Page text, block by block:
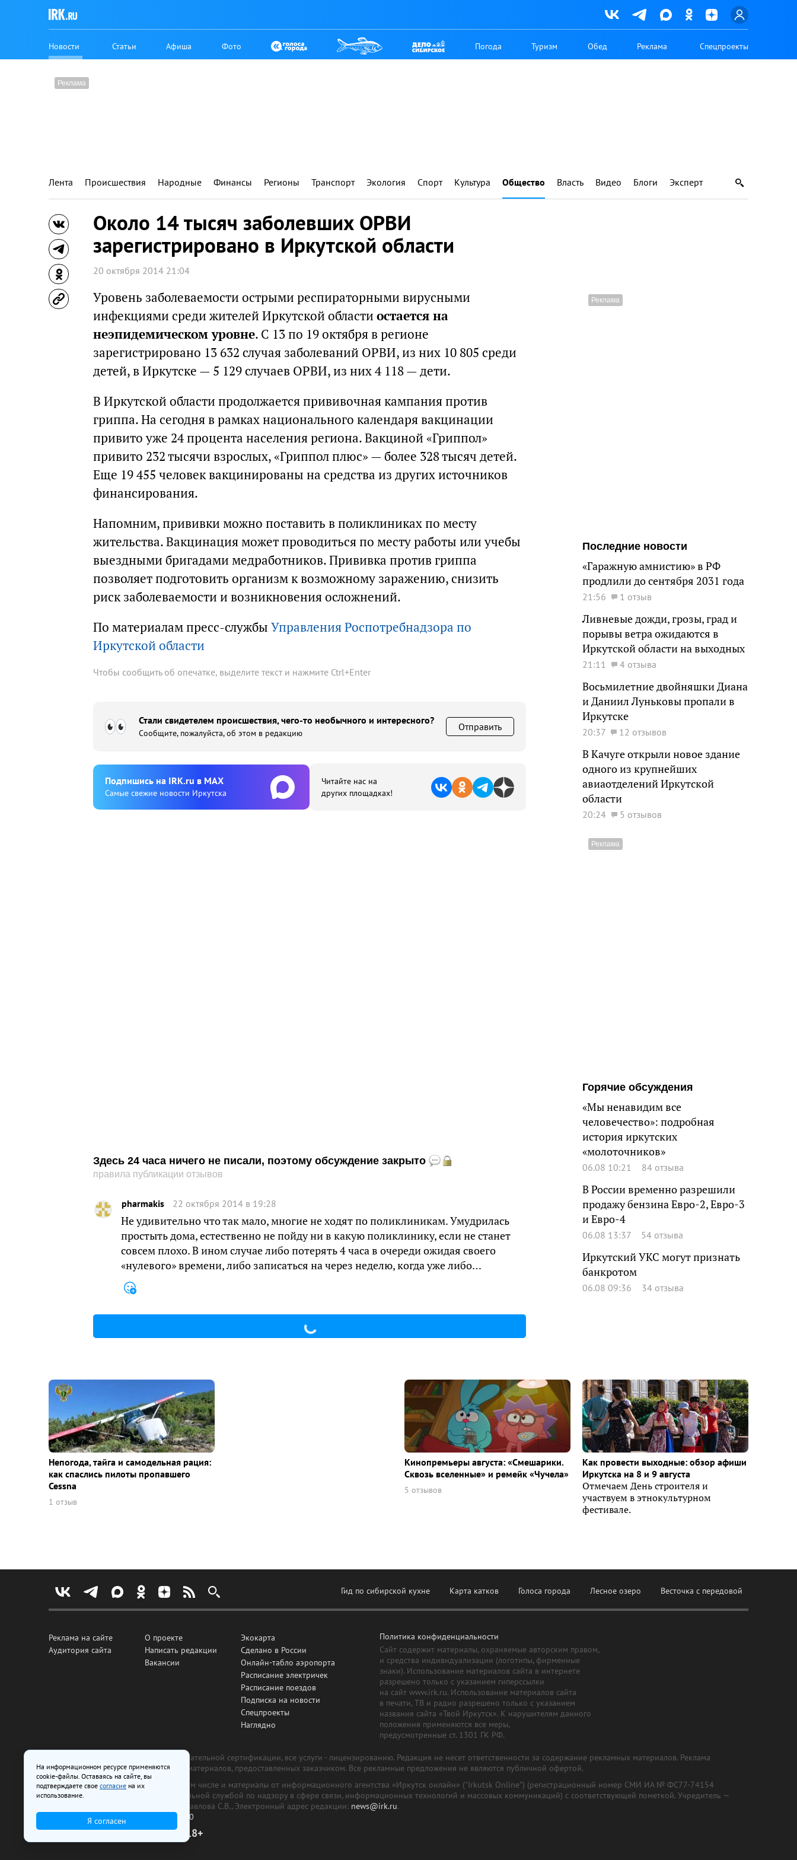
Новости Статьи Афиша Фото Погода Туризм Обед Реклама Спецпроекты
Лента Происшествия Народные Финансы Регионы Транспорт Экология Спорт Культура Общество Власть Видео Блоги Эксперт
Около 14 тысяч заболевших ОРВИ
зарегистрировано в Иркутской области
20 октября 2014 21:04
Уровень заболеваемости острыми респираторными вирусными
инфекциями среди жителей Иркутской области остается на
неэпидемическом уровне. С 13 по 19 октября в регионе
зарегистрировано 13 632 случая заболеваний ОРВИ, из них 10 805 среди
детей, в Иркутске — 5 129 случаев ОРВИ, из них 4 118 — дети.
В Иркутской области продолжается прививочная кампания против
гриппа. На сегодня в рамках национального календаря вакцинации
привито уже 24 процента населения региона. Вакциной «Гриппол»
привито 232 тысячи взрослых, «Гриппол плюс» — более 328 тысяч детей.
Еще 19 455 человек вакцинированы на средства из других источников
финансирования.
Напомним, прививки можно поставить в поликлиниках по месту
жительства. Вакцинация может проводиться по месту работы или учебы
выездными бригадами медработников. Прививка против гриппа
позволяет подготовить организм к возможному заражению, снизить
риск заболеваемости и возникновения осложнений.
По материалам пресс-службы Управления Роспотребнадзора по
Иркутской области
Чтобы сообщить об опечатке, выделите текст и нажмите Ctrl+Enter
Стали свидетелем происшествия, чего-то необычного и интересного?
Сообщите, пожалуйста, об этом в редакцию
Отправить
Подпишиcь на IRK.ru в MAX
Cамые свежие новости Иркутска
Читайте нас на
других площадках!
Здесь 24 часа ничего не писали, поэтому обсуждение закрыто
правила публикации отзывов
pharmakis 22 октября 2014 в 19:28
Не удивительно что так мало, многие не ходят по поликлиникам. Умудрилась
простыть дома, естественно не пойду ни в какую поликлинику, если не станет
совсем плохо. В ином случае либо потерять 4 часа в очереди ожидая своего
«нулевого» времени, либо записаться на через неделю, когда уже либо…
Последние новости
«Гаражную амнистию» в РФ
продлили до сентября 2031 года
21:56 1 отзыв
Ливневые дожди, грозы, град и
порывы ветра ожидаются в
Иркутской области на выходных
21:11 4 отзыва
Восьмилетние двойняшки Диана
и Даниил Луньковы пропали в
Иркутске
20:37 12 отзывов
В Качуге открыли новое здание
одного из крупнейших
авиаотделений Иркутской
области
20:24 5 отзывов
Горячие обсуждения
«Мы ненавидим все
человечество»: подробная
история иркутских
«молоточников»
06.08 10:21 84 отзыва
В России временно разрешили
продажу бензина Евро-2, Евро-3
и Евро-4
06.08 13:37 54 отзыва
Иркутский УКС могут признать
банкротом
06.08 09:36 34 отзыва
Непогода, тайга и самодельная рация:
как спаслись пилоты пропавшего
Cessna
1 отзыв
Кинопремьеры августа: «Смешарики.
Сквозь вселенные» и ремейк «Чучела»
5 отзывов
Как провести выходные: обзор афиши
Иркутска на 8 и 9 августа
Отмечаем День строителя и
участвуем в этнокультурном
фестивале.
Гид по сибирской кухне Карта катков Голоса города Лесное озеро Весточка с передовой
Реклама на сайте
Аудитория сайта
О проекте
Написать редакции
Вакансии
Экокарта
Сделано в России
Онлайн-табло аэропорта
Расписание электричек
Расписание поездов
Подписка на новости
Спецпроекты
Наглядно
Политика конфиденциальности
Сайт содержит материалы, охраняемые авторским правом,
и средства индивидуализации (логотипы, фирменные
знаки). Использование материалов сайта в интернете
разрешено только с указанием гиперссылки
на сайт www.irk.ru. Использование материалов сайта
в печати, ТВ и радио разрешено только с указанием
названия сайта «Твой Иркутск». К нарушителям данного
положения применяются все меры,
предусмотренные ст. 1301 ГК РФ.
Все рекламные товары подлежат обязательной сертификации, все услуги - лицензированию. Редакция не несет ответственности за содержание рекламных материалов. Реклама
изготовлена и размещена на основе материалов, предоставленных заказчиком. Все рекламные предложения не являются публичной офертой.
На сайте www.irk.ru размещаются в том числе и материалы от информационного агентства «Иркутск онлайн» ("Irkutsk Online") (регистрационный номер СМИ ИА № ФС77-74154
от 29 октября 2018 г., выдан Федеральной службой по надзору в сфере связи, информационных технологий и массовых коммуникаций) с соответствующей пометкой. Учредитель —
ООО «Ирк.ру». Главный редактор — Павлова С.В., Электронный адрес редакции: news@irk.ru.
Телефон редакции:
+7 (3952) 48-88-50
18+
На информационном ресурсе применяются
cookie-файлы. Оставаясь на сайте, вы
подтверждаете свое согласие на их
использование.
Я согласен